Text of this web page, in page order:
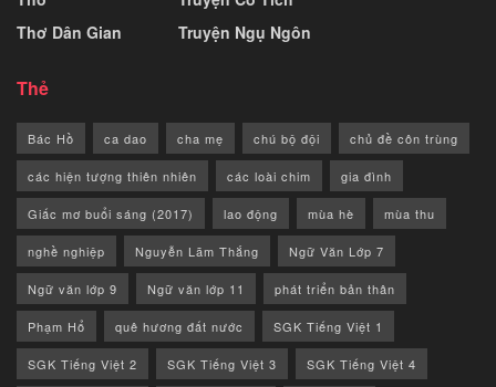
Thơ Dân Gian
Truyện Ngụ Ngôn
Thẻ
Bác Hồ ca dao cha mẹ chú bộ đội chủ đề côn trùng
các hiện tượng thiên nhiên các loài chim gia đình
Giấc mơ buổi sáng (2017) lao động mùa hè mùa thu
nghề nghiệp Nguyễn Lãm Thắng Ngữ Văn Lớp 7
Ngữ văn lớp 9 Ngữ văn lớp 11 phát triển bản thân
Phạm Hổ quê hương đất nước SGK Tiếng Việt 1
SGK Tiếng Việt 2 SGK Tiếng Việt 3 SGK Tiếng Việt 4